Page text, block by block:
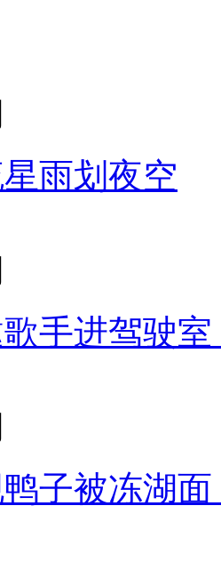
雨划夜空
手进驾驶
子被冻湖